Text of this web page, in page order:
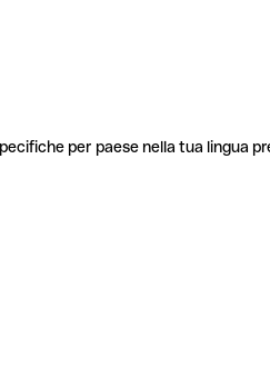
per paese nella tua lingua